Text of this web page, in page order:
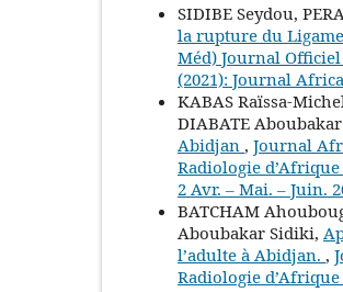
SIDIBE Seydou,
la rupture du
Méd) Journal Officiel
(2021): Journal
KABAS Raïssa-
DIABATE
Abidjan , Journal
Radiologie
2 Avr. – Mai. – Juin.
BATCHAM
Aboubakar Sidiki,
l’adulte à Abidjan. ,
Radiologie